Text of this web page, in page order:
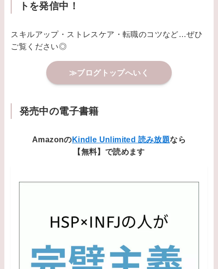
トを発信中！
スキルアップ・ストレスケア・転職のコツなど…ぜひ
ご覧ください◎
≫ブログトップへいく
発売中の電子書籍
AmazonのKindle Unlimited 読み放題なら
【無料】で読めます